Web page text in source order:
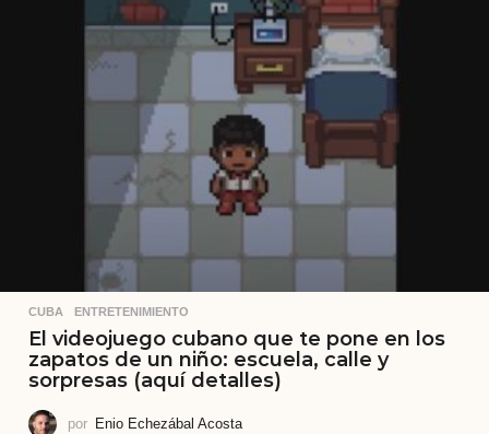
CUBA ,ENTRETENIMIENTO
El videojuego cubano que te pone en los
zapatos de un niño: escuela, calle y
sorpresas (aquí detalles)
por Enio Echezábal Acosta